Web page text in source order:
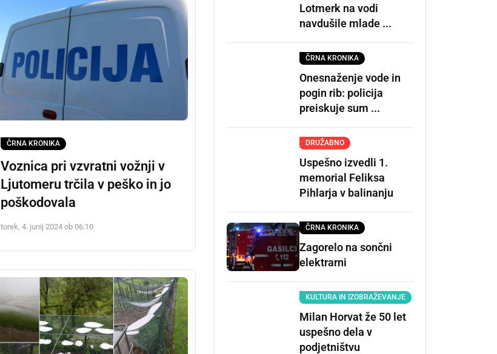
ČRNA KRONIKA
Voznica pri vzvratni vožnji v
Ljutomeru trčila v peško in jo
poškodovala
torek, 4. junij 2024 ob 06:10
Lotmerk na vodi
navdušile mlade ...
ČRNA KRONIKA
Onesnaženje vode in
pogin rib: policija
preiskuje sum ...
DRUŽABNO
Uspešno izvedli 1.
memorial Feliksa
Pihlarja v balinanju
ČRNA KRONIKA
Zagorelo na sončni
elektrarni
KULTURA IN IZOBRAŽEVANJE
Milan Horvat že 50 let
uspešno dela v
podjetništvu